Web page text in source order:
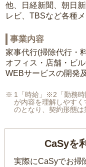
他、日経新聞、朝日
レビ、TBSなど各種
事業内容
家事代行(掃除代行・
オフィス・店舗・ビ
WEBサービスの開発
1「時給」※2「勤務
が内容を理解しやす
のとなり、契約形態は
CaSyを
実際にCaSyでお掃